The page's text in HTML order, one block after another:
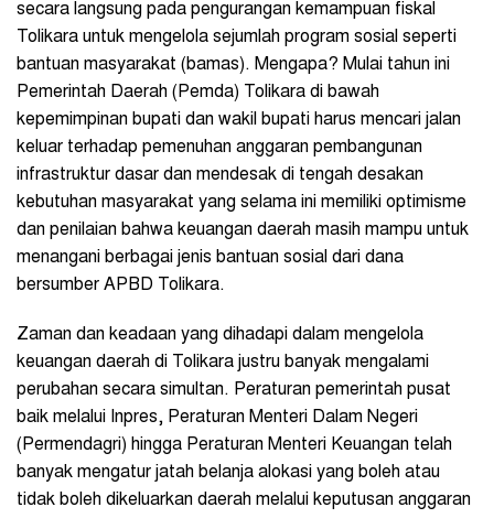
secara langsung pada pengurangan kemampuan fiskal
Tolikara untuk mengelola sejumlah program sosial seperti
bantuan masyarakat (bamas). Mengapa? Mulai tahun ini
Pemerintah Daerah (Pemda) Tolikara di bawah
kepemimpinan bupati dan wakil bupati harus mencari jalan
keluar terhadap pemenuhan anggaran pembangunan
infrastruktur dasar dan mendesak di tengah desakan
kebutuhan masyarakat yang selama ini memiliki optimisme
dan penilaian bahwa keuangan daerah masih mampu untuk
menangani berbagai jenis bantuan sosial dari dana
bersumber APBD Tolikara.
Zaman dan keadaan yang dihadapi dalam mengelola
keuangan daerah di Tolikara justru banyak mengalami
perubahan secara simultan. Peraturan pemerintah pusat
baik melalui Inpres, Peraturan Menteri Dalam Negeri
(Permendagri) hingga Peraturan Menteri Keuangan telah
banyak mengatur jatah belanja alokasi yang boleh atau
tidak boleh dikeluarkan daerah melalui keputusan anggaran